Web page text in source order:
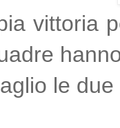
vittoria
le